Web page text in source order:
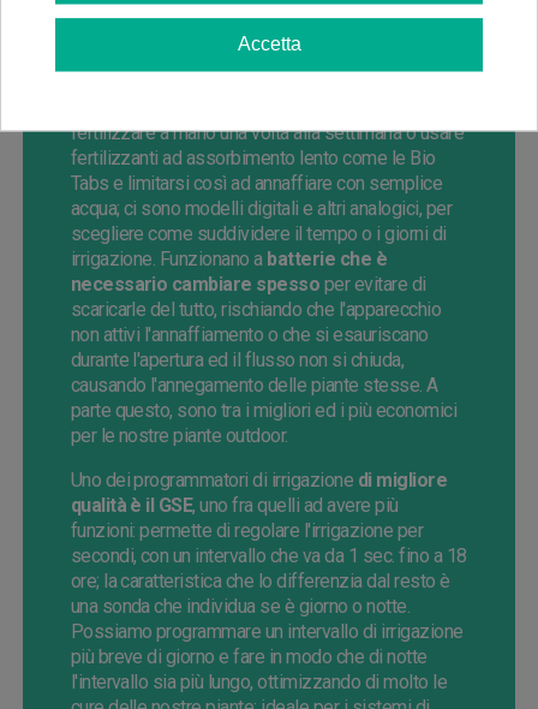
molto tempo alle piante stesse o per le
fertilizzare a mano una volta alla settimana o usare
fertilizzanti ad assorbimento lento come le Bio
Tabs e limitarsi così ad annaffiare con semplice
acqua; ci sono modelli digitali e altri analogici, per
scegliere come suddividere il tempo o i giorni di
irrigazione. Funzionano abatterie che è
necessario cambiare spesso per evitare di
scaricarle del tutto, rischiando che l'apparecchio
non attivi l'annaffiamento o che si esauriscano
durante l'apertura ed il flusso non si chiuda,
causando l'annegamento delle piante stesse. A
parte questo, sono tra i migliori ed i più economici
per le nostre piante outdoor.
Uno dei programmatori di irrigazione di migliore
qualità è il GSE, uno fra quelli ad avere più
funzioni: permette di regolare l'irrigazione per
secondi, con un intervallo che va da 1 sec. fino a 18
ore; la caratteristica che lo differenzia dal resto è
una sonda che individua se è giorno o notte.
Possiamo programmare un intervallo di irrigazione
più breve di giorno e fare in modo che di notte
l'intervallo sia più lungo, ottimizzando di molto le
Accetta